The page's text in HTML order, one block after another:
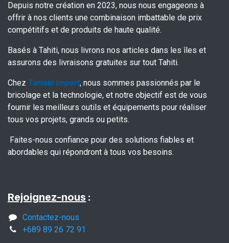
Depuis notre création en 2023, nous nous engageons à
offrir à nos clients une combinaison imbattable de prix
compétitifs et de produits de haute qualité.
Basés à Tahiti, nous livrons nos articles dans les îles et
assurons des livraisons gratuites sur tout Tahiti.
Chez Tamaki Import, nous sommes passionnés par le
bricolage et la technologie, et notre objectif est de vous
fournir les meilleurs outils et équipements pour réaliser
tous vos projets, grands ou petits.
Faites-nous confiance pour des solutions fiables et
abordables qui répondront à tous vos besoins.
Rejoignez-nous :
Contactez-nous
+689 89 26 72 91